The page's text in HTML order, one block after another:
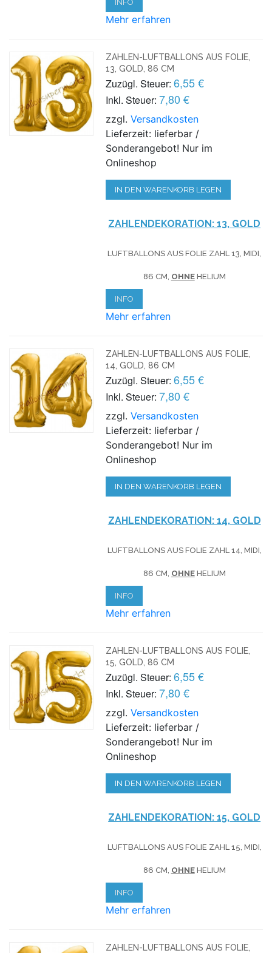
INFO
Mehr erfahren
ZAHLEN-LUFTBALLONS AUS FOLIE,
13, GOLD, 86 CM
Zuzügl. Steuer: 6,55 €
Inkl. Steuer: 7,80 €
zzgl.Versandkosten
Lieferzeit: lieferbar /
Sonderangebot! Nur im
Onlineshop
IN DEN WARENKORB LEGEN
ZAHLENDEKORATION: 13, GOLD
LUFTBALLONS AUS FOLIE ZAHL 13, MIDI,
86 CM, OHNEHELIUM
INFO
Mehr erfahren
ZAHLEN-LUFTBALLONS AUS FOLIE,
14, GOLD, 86 CM
Zuzügl. Steuer: 6,55 €
Inkl. Steuer: 7,80 €
zzgl.Versandkosten
Lieferzeit: lieferbar /
Sonderangebot! Nur im
Onlineshop
IN DEN WARENKORB LEGEN
ZAHLENDEKORATION: 14, GOLD
LUFTBALLONS AUS FOLIE ZAHL 14, MIDI,
86 CM, OHNEHELIUM
INFO
Mehr erfahren
ZAHLEN-LUFTBALLONS AUS FOLIE,
15, GOLD, 86 CM
Zuzügl. Steuer: 6,55 €
Inkl. Steuer: 7,80 €
zzgl.Versandkosten
Lieferzeit: lieferbar /
Sonderangebot! Nur im
Onlineshop
IN DEN WARENKORB LEGEN
ZAHLENDEKORATION: 15, GOLD
LUFTBALLONS AUS FOLIE ZAHL 15, MIDI,
86 CM, OHNEHELIUM
INFO
Mehr erfahren
ZAHLEN-LUFTBALLONS AUS FOLIE,